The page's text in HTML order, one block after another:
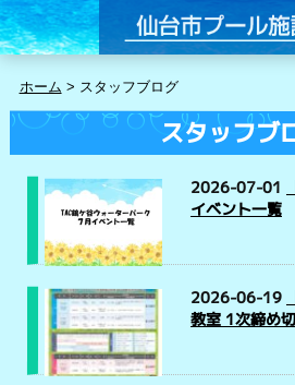
ホーム > スタッフブログ
スタッフブ
2026-07-01
イベント一覧
2026-06-19
教室 1次締め